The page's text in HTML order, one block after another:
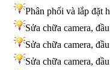
Phân phối và lắp đặt
Sửa chữa camera,
Sửa chữa camera,
Sửa chữa camera,